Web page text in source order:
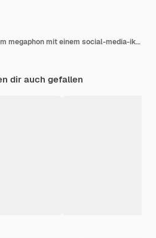
Eine frau, die mit einem megaphon mit einem social-media-ikonenlogo und einem smartphone schreit
dir auch gefallen